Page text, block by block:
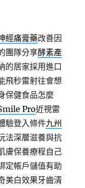
經痛膏藥改善因
團隊分享酵素產
的居家採用進口
飛秒雷射往會想
保健食品怎麼
Pro近視雷
驗登入條件九州
法深層滋養與抗
膚保養療程自己
定帳戶儲值有助
美白效果牙齒清